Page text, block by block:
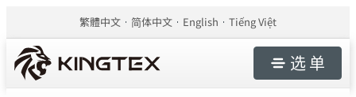
繁體中文 简体中文 English Tiếng Việt
选 单